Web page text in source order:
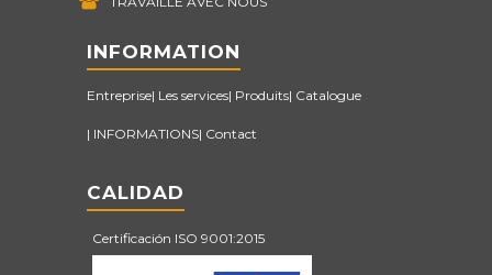
INFORMATION
Entreprise Les services Produits Catalogue
INFORMATIONS Contact
CALIDAD
Certificación ISO 9001:2015